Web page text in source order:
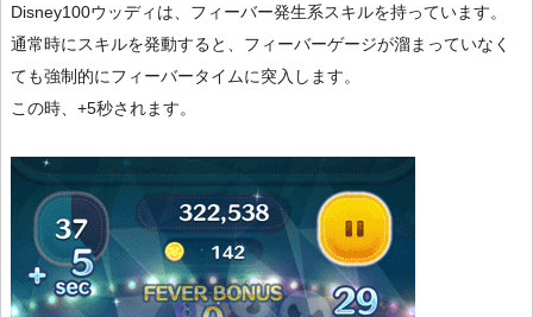
Disney100ウッディは、フィーバー発生系スキルを持っています。
通常時にスキルを発動すると、フィーバーゲージが溜まっていなく
ても強制的にフィーバータイムに突入します。
この時、+5秒されます。